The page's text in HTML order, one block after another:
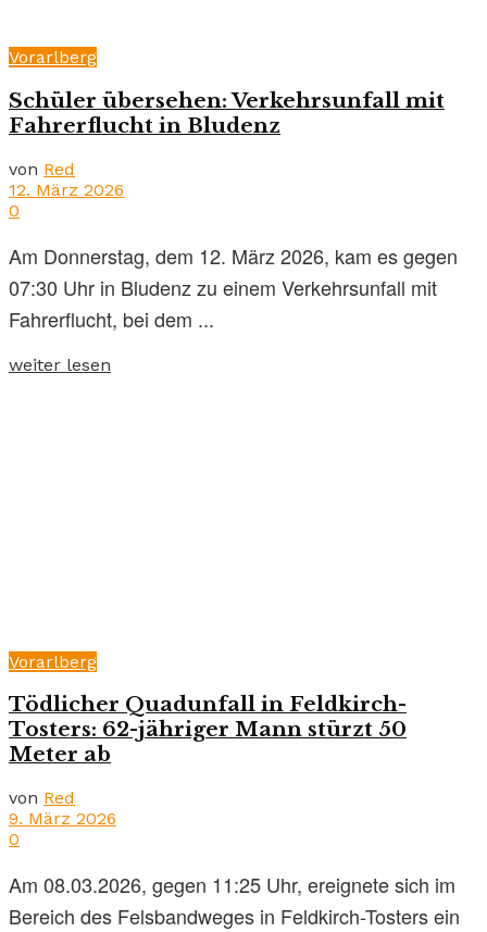
Vorarlberg
Schüler übersehen: Verkehrsunfall mit
Fahrerflucht in Bludenz
von Red
12. März 2026
0
Am Donnerstag, dem 12. März 2026, kam es gegen
07:30 Uhr in Bludenz zu einem Verkehrsunfall mit
Fahrerflucht, bei dem ...
weiter lesen
Vorarlberg
Tödlicher Quadunfall in Feldkirch-
Tosters: 62-jähriger Mann stürzt 50
Meter ab
von Red
9. März 2026
0
Am 08.03.2026, gegen 11:25 Uhr, ereignete sich im
Bereich des Felsbandweges in Feldkirch-Tosters ein